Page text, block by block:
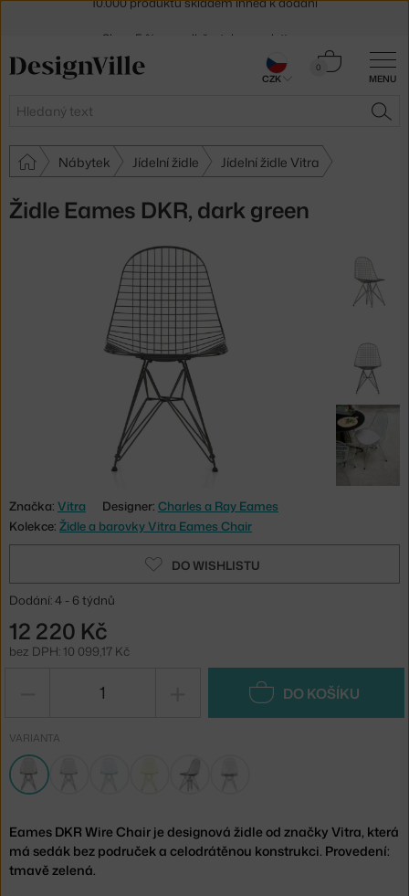
MENU
Hledat
0
Košík
Nábytek Jídelní židle Jídelní židle Vitra
Židle Eames DKR, dark green
Značka: Vitra Designer: Charles a Ray Eames
Kolekce: Židle a barovky Vitra Eames Chair
DO WISHLISTU
Dodání: 4 - 6 týdnů
12 220 Kč
bez DPH: 10 099,17 Kč
DO KOŠÍKU
VARIANTA
Eames DKR Wire Chair je designová židle od značky Vitra, která
má sedák bez područek a celodrátěnou konstrukci. Provedení:
tmavě zelená.
30 dní na vrácení zboží
CZK